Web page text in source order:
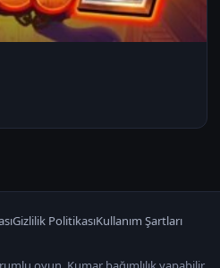
Gizlilik PolitikasıKullanım Şartları